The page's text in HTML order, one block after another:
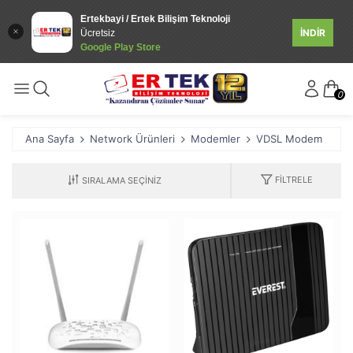
Ertekbayi / Ertek Bilişim Teknoloji
Ücretsiz
Google Play Store
İNDİR
0
Ana Sayfa Network Ürünleri Modemler VDSL Modem
FILTRELE